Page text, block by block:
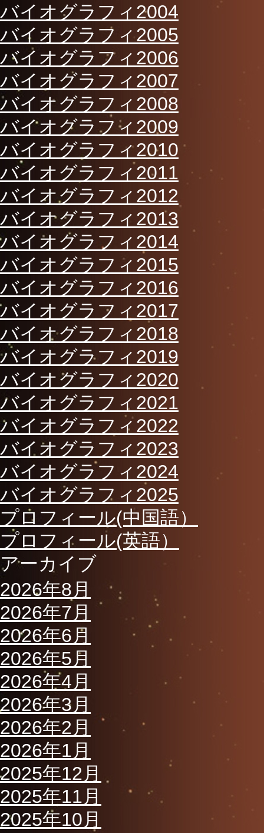
バイオグラフィ2004
バイオグラフィ2005
バイオグラフィ2006
バイオグラフィ2007
バイオグラフィ2008
バイオグラフィ2009
バイオグラフィ2010
バイオグラフィ2011
バイオグラフィ2012
バイオグラフィ2013
バイオグラフィ2014
バイオグラフィ2015
バイオグラフィ2016
バイオグラフィ2017
バイオグラフィ2018
バイオグラフィ2019
バイオグラフィ2020
バイオグラフィ2021
バイオグラフィ2022
バイオグラフィ2023
バイオグラフィ2024
バイオグラフィ2025
プロフィール(中国語）
プロフィール(英語）
アーカイブ
2026年8月
2026年7月
2026年6月
2026年5月
2026年4月
2026年3月
2026年2月
2026年1月
2025年12月
2025年11月
2025年10月